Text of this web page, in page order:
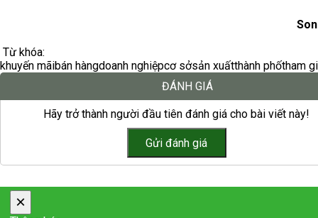
Từ khóa:
khuyến mãibán hàngdoanh nghiệpcơ sởsản xuấtthành phốtham
ĐÁNH GIÁ
Hãy trở thành người đầu tiên đánh giá cho bài viết này!
×